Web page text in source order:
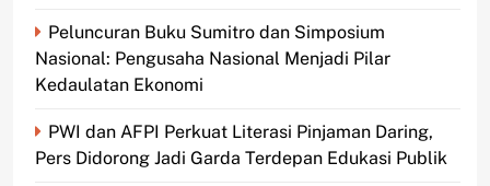
Peluncuran Buku Sumitro dan Simposium
Nasional: Pengusaha Nasional Menjadi Pilar
Kedaulatan Ekonomi
PWI dan AFPI Perkuat Literasi Pinjaman Daring,
Pers Didorong Jadi Garda Terdepan Edukasi Publik